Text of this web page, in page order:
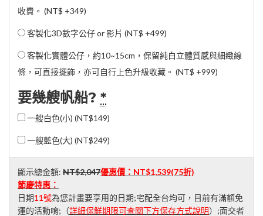
收費。 (NT$ +349)
客製化3D數字公仔 or 影片 (NT$ +499)
客製化實體公仔，約10~15cm，保留純白立體質感與細緻線
條，可直接擺飾，亦可自行上色升級收藏。 (NT$ +999)
要幾艘帆船? *
一艘白色(小) (NT$149)
一艘藍色(大) (NT$249)
顯示總金額: NT$2,047優惠價： NT$1,539(75折)
節慶特惠：
日期11號為您計畫要享用的日期;宅配全台均可，目前有滿額免
運的活動唷;（詳細保鮮期限可查閱下方保存方式說明）;面交者